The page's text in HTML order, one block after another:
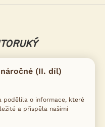
(II. díl)
podělila o informace, které
a přispěla našimi